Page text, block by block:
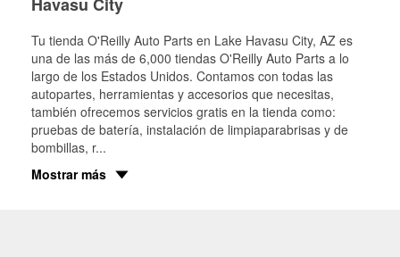
Tu tienda O'Reilly Auto Parts en Lake Havasu City, AZ es
una de las más de 6,000 tiendas O'Reilly Auto Parts a lo
largo de los Estados Unidos. Contamos con todas las
autopartes, herramientas y accesorios que necesitas,
también ofrecemos servicios gratis en la tienda como:
pruebas de batería, instalación de limpiaparabrisas y de
bombillas, r...
Mostrar más